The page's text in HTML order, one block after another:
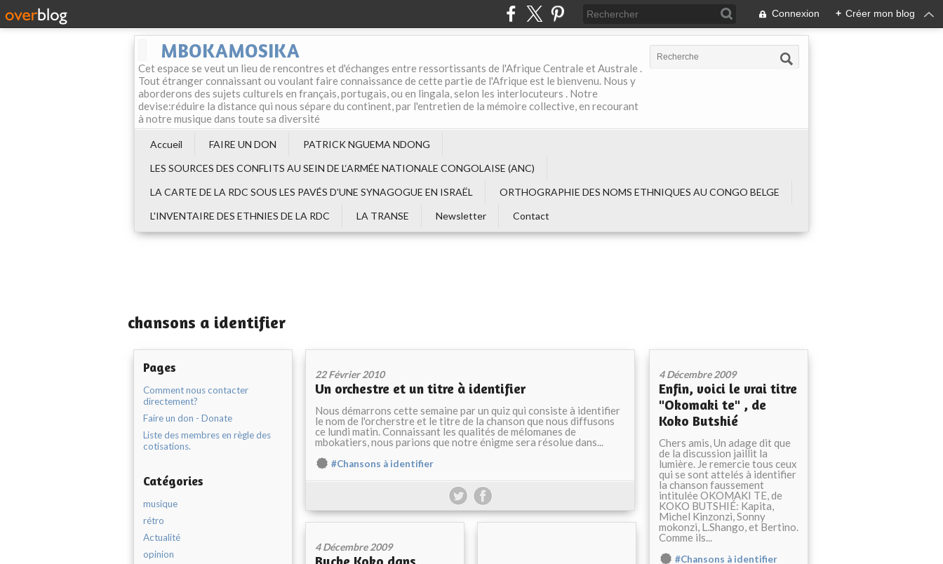
Connexion + Créer mon blog
MBOKAMOSIKA
Cet espace se veut un lieu de rencontres et d'échanges entre ressortissants de l'Afrique Centrale et Australe .
Tout étranger connaissant ou voulant faire connaissance de cette partie de l'Afrique est le bienvenu. Nous y
aborderons des sujets culturels en français, portugais, ou en lingala, selon les interlocuteurs . Notre
devise:réduire la distance qui nous sépare du continent, par l'entretien de la mémoire collective, en recourant
à notre musique dans toute sa diversité
Accueil FAIRE UN DON
PATRICK NGUEMA NDONG
LES SOURCES DES CONFLITS AU SEIN DE L‘ARMÉE NATIONALE CONGOLAISE (ANC)
LA CARTE DE LA RDC SOUS LES PAVÉS D'UNE SYNAGOGUE EN ISRAËL
ORTHOGRAPHIE DES NOMS ETHNIQUES AU CONGO BELGE
L'INVENTAIRE DES ETHNIES DE LA RDC
LA TRANSE Newsletter Contact
chansons a identifier
Pages
Comment nous contacter
directement?
Faire un don - Donate
Liste des membres en règle des
cotisations.
Catégories
musique
rétro
Actualité
opinion
22 Février 2010
Un orchestre et un titre à identifier
Nous démarrons cette semaine par un quiz qui consiste à identifier
le nom de l'orcherstre et le titre de la chanson que nous diffusons
ce lundi matin. Connaissant les qualités de mélomanes de
mbokatiers, nous parions que notre énigme sera résolue dans...
#Chansons à identifier
4 Décembre 2009
Enfin, voici le vrai titre
"Okomaki te" , de
Koko Butshié
Chers amis, Un adage dit que
de la discussion jaillit la
lumière. Je remercie tous ceux
qui se sont attelés à identifier
la chanson faussement
intitulée OKOMAKI TE, de
KOKO BUTSHIÉ: Kapita,
Michel Kinzonzi, Sonny
mokonzi, L.Shango, et Bertino.
Comme ils...
#Chansons à identifier
4 Décembre 2009